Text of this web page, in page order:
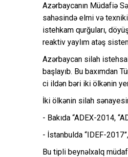
Azərbaycanın Müdafiə
sahəsində elmi və
istehkam qurğuları,
reaktiv yaylım atəş
Azərbaycan silah
başlayıb. Bu baxımdan
ci ildən bəri iki ölkənin
İki ölkənin silah
- Bakıda “ADEX-2014,
- İstanbulda “IDEF-
Bu tipli beynəlxalq